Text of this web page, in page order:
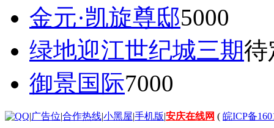
金元·凯旋尊邸5000
绿地迎江世纪城三期待
御景国际7000
|广告位|合作热线|小黑屋|手机版|安庆在线网 ( 皖ICP备